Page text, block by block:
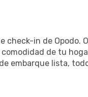
in de Opodo.
de tu
embarque lista,